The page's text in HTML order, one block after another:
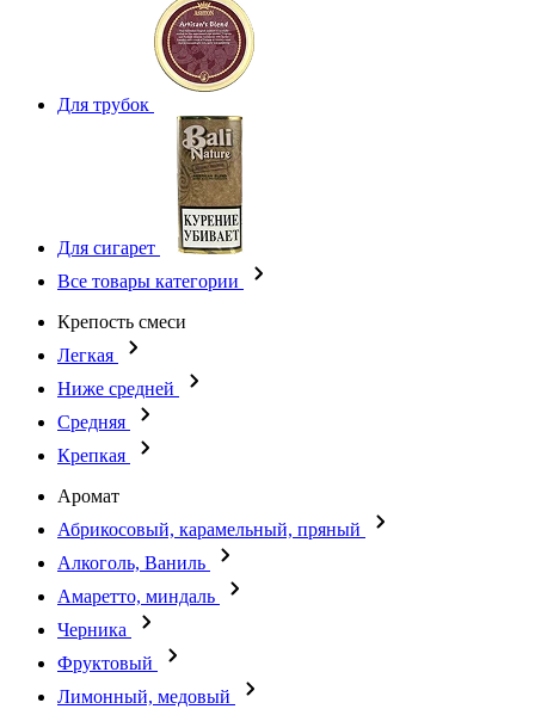
Для трубок
Для сигарет
Все товары категории
Крепость смеси
Легкая
Ниже средней
Средняя
Крепкая
Аромат
Абрикосовый, карамельный, пряный
Алкоголь, Ваниль
Амаретто, миндаль
Черника
Фруктовый
Лимонный, медовый